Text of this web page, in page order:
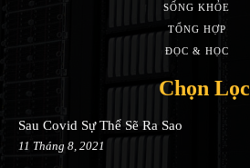
SỐNG KHỎE
TỔNG HỢP
ĐỌC & HỌC
Chọn Lọc
Sau Covid Sự Thể Sẽ Ra Sao
11 Tháng 8, 2021